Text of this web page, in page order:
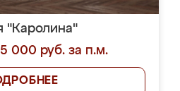
"Каролина"
000 руб. за п.м.